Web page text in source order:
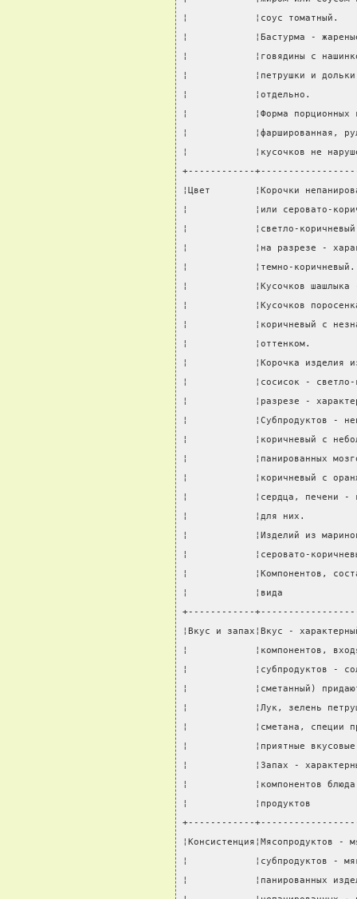
¦            ¦соус
¦            ¦Бастурма - жареные
¦            ¦говядины с
¦            ¦петрушки и дольки
¦            ¦отдельно.
¦            ¦Форма порционных
¦            ¦фаршированная,
¦            ¦кусочков не
+------------
¦Цвет        ¦Корочки
¦            ¦или серовато-
¦            ¦светло-коричневый
¦            ¦на разрезе -
¦            ¦темно-
¦            ¦Кусочков шашлыка -
¦            ¦Кусочков
¦            ¦коричневый с
¦            ¦оттенком.
¦            ¦Корочка изделия
¦            ¦сосисок - светло-
¦            ¦разрезе -
¦            ¦Субпродуктов -
¦            ¦коричневый с
¦            ¦панированных
¦            ¦коричневый с
¦            ¦сердца, печени -
¦            ¦для них.
¦            ¦Изделий из
¦            ¦серовато-
¦            ¦Компонентов,
¦            ¦вида
+------------
¦Вкус и запах¦Вкус -
¦            ¦компонентов,
¦            ¦субпродуктов -
¦            ¦сметанный)
¦            ¦Лук, зелень
¦            ¦сметана, специи
¦            ¦приятные
¦            ¦Запах - характерный
¦            ¦компонентов
¦            ¦продуктов
+------------
¦            ¦субпродуктов -
¦            ¦панированных